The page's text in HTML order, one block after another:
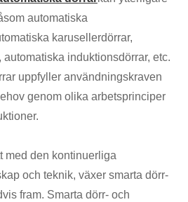
automatiska
karusellerdörrar,
induktionsdörrar, etc.
uppfyller användningskraven
genom olika arbetsprinciper
med den kontinuerliga
och teknik, växer smarta dörr-
fram. Smarta dörr- och